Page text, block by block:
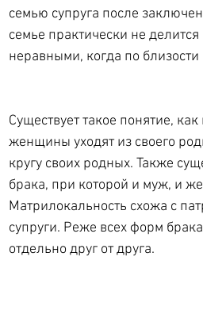
семью супруга после
семье практически не
неравными, когда по
Существует такое понятие,
женщины уходят из своего
кругу своих родных. Также
брака, при которой и муж, и
Матрилокальность схожа с
супруги. Реже всех форм
отдельно друг от друга.